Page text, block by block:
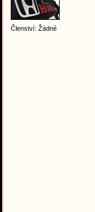
Členství: Žádné